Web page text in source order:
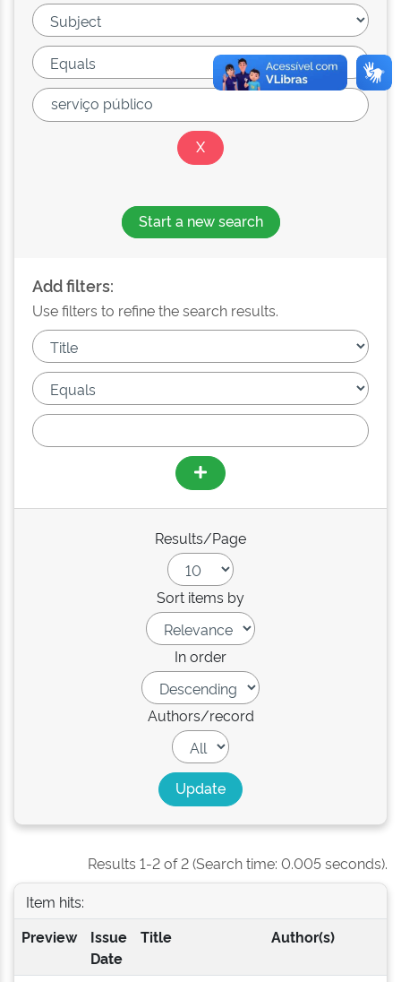
Start a new search
Add filters:
Use filters to refine the search results.
Results/Page
Sort items by
In order
Authors/record
Results 1-2 of 2 (Search time: 0.005 seconds).
Item hits:
Preview
Issue
Date
Title Author(s)